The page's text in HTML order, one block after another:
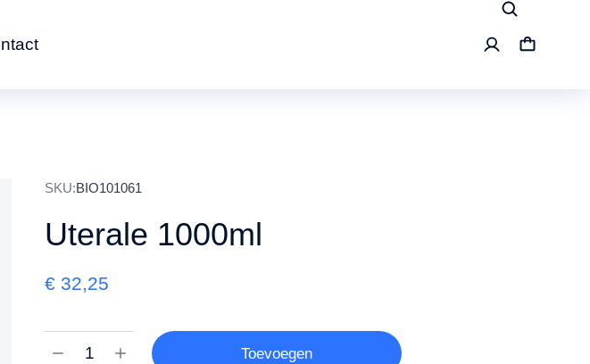
SKU:BIO101061
Uterale 1000ml
€ 32,25
Toevoegen